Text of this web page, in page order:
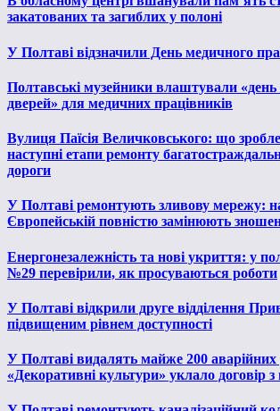
закатованих та загиблих у полоні
У Полтаві відзначили День медичного
Полтавські музейники влаштували «день
дверей» для медичних працівників
Вулиця Паїсія Величковського: що
наступні етапи ремонту
дороги
У Полтаві ремонтують зливову мережу:
Європейській повністю замінюють
Енергонезалежність та нові укриття: у
№29 перевірили, як просуваються роботи
У Полтаві відкрили друге відділення
підвищеним рівнем доступності
У Полтаві видалять майже 200
«Декоративні культури» уклало договір